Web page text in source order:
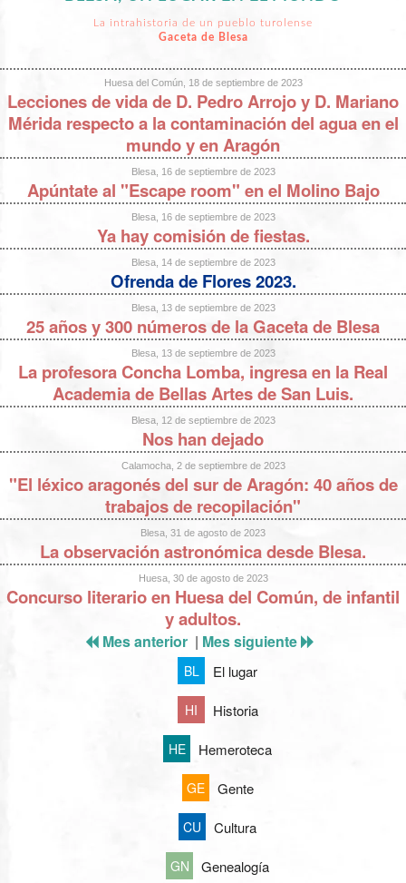
La intrahistoria de un pueblo turolense
Gaceta de Blesa
Huesa del Común, 18 de septiembre de 2023
Lecciones de vida de D. Pedro Arrojo y D. Mariano
Mérida respecto a la contaminación del agua en el
mundo y en Aragón
Blesa, 16 de septiembre de 2023
Apúntate al "Escape room" en el Molino Bajo
Blesa, 16 de septiembre de 2023
Ya hay comisión de fiestas.
Blesa, 14 de septiembre de 2023
Ofrenda de Flores 2023.
Blesa, 13 de septiembre de 2023
25 años y 300 números de la Gaceta de Blesa
Blesa, 13 de septiembre de 2023
La profesora Concha Lomba, ingresa en la Real
Academia de Bellas Artes de San Luis.
Blesa, 12 de septiembre de 2023
Nos han dejado
Calamocha, 2 de septiembre de 2023
"El léxico aragonés del sur de Aragón: 40 años de
trabajos de recopilación"
Blesa, 31 de agosto de 2023
La observación astronómica desde Blesa.
Huesa, 30 de agosto de 2023
Concurso literario en Huesa del Común, de infantil
y adultos.
Mes anterior| Mes siguiente
BL El lugar
HI Historia
HE Hemeroteca
GE Gente
CU Cultura
GN Genealogía